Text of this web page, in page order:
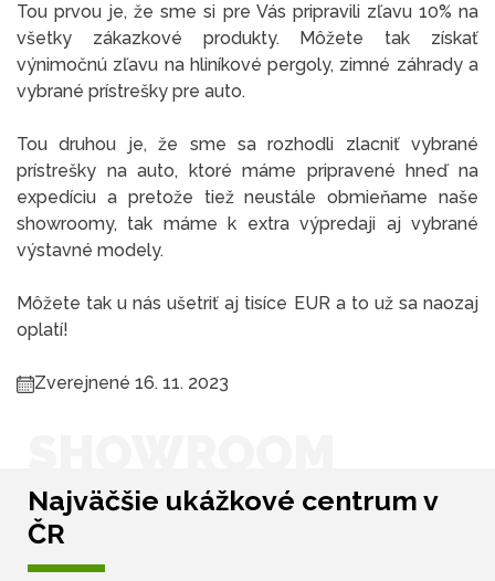
Tou prvou je, že sme si pre Vás pripravili zľavu 10% na
všetky zákazkové produkty. Môžete tak získať
výnimočnú zľavu na hliníkové pergoly, zimné záhrady a
vybrané prístrešky pre auto.
Tou druhou je, že sme sa rozhodli zlacniť vybrané
prístrešky na auto, ktoré máme pripravené hneď na
expedíciu a pretože tiež neustále obmieňame naše
showroomy, tak máme k extra výpredaji aj vybrané
výstavné modely.
Môžete tak u nás ušetriť aj tisíce EUR a to už sa naozaj
oplatí!
Zverejnené 16. 11. 2023
Najväčšie ukážkové centrum v
ČR